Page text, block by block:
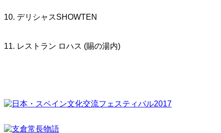
10. デリシャスSHOWTEN
11. レストラン ロハス (賜の湯内)